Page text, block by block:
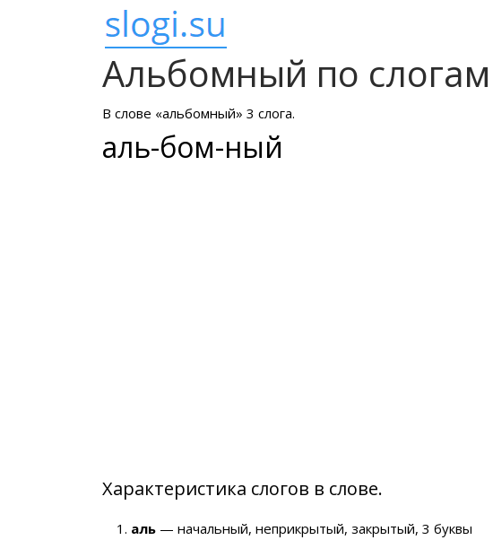
Альбомный по слогам
В слове «альбомный» 3 слога.
аль-бом-ный
Характеристика слогов в слове.
аль — начальный, неприкрытый, закрытый, 3 буквы